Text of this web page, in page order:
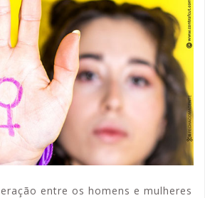
entre os homens e mulheres